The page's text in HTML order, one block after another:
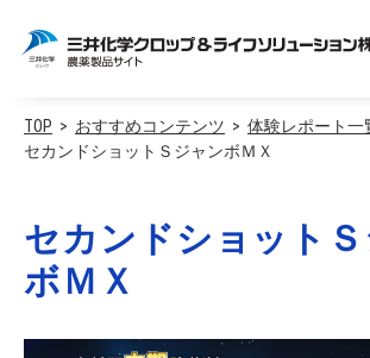
TOP おすすめコンテンツ
体験レポート一
セカンドショットＳジャンボＭＸ
セカンドショット
ボＭＸ